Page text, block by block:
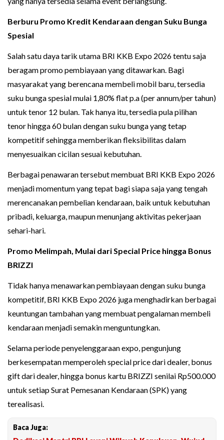
Berburu Promo Kredit Kendaraan dengan Suku Bunga
Spesial
Salah satu daya tarik utama BRI KKB Expo 2026 tentu saja
beragam promo pembiayaan yang ditawarkan. Bagi
masyarakat yang berencana membeli mobil baru, tersedia
suku bunga spesial mulai 1,80% flat p.a (per annum/per tahun)
untuk tenor 12 bulan. Tak hanya itu, tersedia pula pilihan
tenor hingga 60 bulan dengan suku bunga yang tetap
kompetitif sehingga memberikan fleksibilitas dalam
menyesuaikan cicilan sesuai kebutuhan.
Berbagai penawaran tersebut membuat BRI KKB Expo 2026
menjadi momentum yang tepat bagi siapa saja yang tengah
merencanakan pembelian kendaraan, baik untuk kebutuhan
pribadi, keluarga, maupun menunjang aktivitas pekerjaan
sehari-hari.
Promo Melimpah, Mulai dari Special Price hingga Bonus
BRIZZI
Tidak hanya menawarkan pembiayaan dengan suku bunga
kompetitif, BRI KKB Expo 2026 juga menghadirkan berbagai
keuntungan tambahan yang membuat pengalaman membeli
kendaraan menjadi semakin menguntungkan.
Selama periode penyelenggaraan expo, pengunjung
berkesempatan memperoleh special price dari dealer, bonus
gift dari dealer, hingga bonus kartu BRIZZI senilai Rp500.000
untuk setiap Surat Pemesanan Kendaraan (SPK) yang
terealisasi.
Baca Juga: